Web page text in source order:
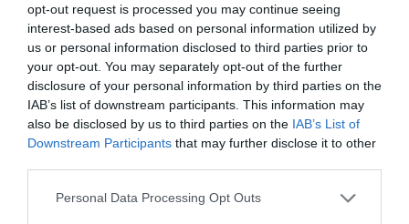
opt-out request is processed you may continue seeing
interest-based ads based on personal information utilized by
us or personal information disclosed to third parties prior to
your opt-out. You may separately opt-out of the further
disclosure of your personal information by third parties on the
IAB’s list of downstream participants. This information may
also be disclosed by us to third parties on the IAB’s List of
Downstream Participants that may further disclose it to other
Personal Data Processing Opt Outs